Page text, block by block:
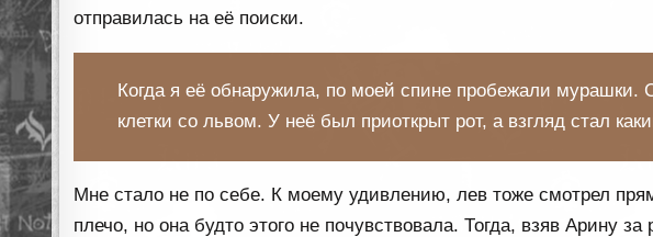
отправилась на её поиски.
Когда я её обнаружила, по моей спине пробежали мурашки.
клетки со львом. У неё был приоткрыт рот, а взгляд стал
Мне стало не по себе. К моему удивлению, лев тоже смотрел
плечо, но она будто этого не почувствовала. Тогда, взяв Арину за